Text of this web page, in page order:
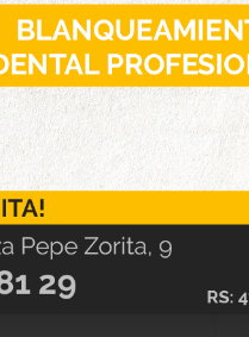
ha llevado el
con mayonesa
Toreros por la
con salsa
al Restaurante
de bechamel
Santita’, una